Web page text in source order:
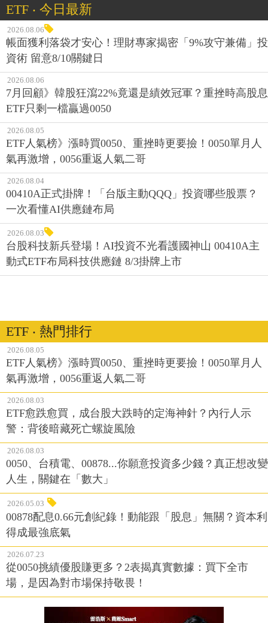
ETF ‧ 今日最新
2026.08.06
帳面獲利落袋才安心！理財專家揭密「9%攻守兼備」投
資術 留意8/10關鍵日
2026.08.06
7月回顧》韓股狂瀉22%竟還是績效冠軍？重挫時高股息
ETF只剩一檔贏過0050
2026.08.05
ETF人氣榜》漲時買0050、重挫時更要撿！0050單月人
氣再激增，0056重返人氣二哥
2026.08.04
00410A正式掛牌！「台版主動QQQ」投資哪些股票？
一次看懂AI供應鏈布局
2026.08.03
台股科技新兵登場！AI投資不光看護國神山 00410A主
動式ETF布局科技供應鏈 8/3掛牌上市
ETF ‧ 熱門排行
2026.08.05
ETF人氣榜》漲時買0050、重挫時更要撿！0050單月人
氣再激增，0056重返人氣二哥
2026.08.03
ETF愈跌愈買，成台股大跌時的定海神針？內行人示
警：背後暗藏死亡螺旋風險
2026.08.03
0050、台積電、00878...你願意投資多少錢？真正想改變
人生，關鍵在「數大」
2026.05.03
00878配息0.66元創紀錄！動能跟「股息」無關？資本利
得成最強底氣
2026.07.23
從0050挑績優股賺更多？2表揭真實數據：買下全市
場，是因為對市場保持敬畏！